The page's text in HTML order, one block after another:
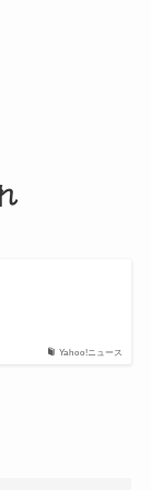
Yahoo!ニュース